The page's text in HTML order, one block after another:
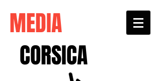
MEDIA
CORSICA